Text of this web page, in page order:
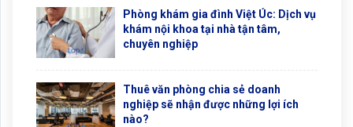
Phòng khám gia đình Việt Úc: Dịch vụ
khám nội khoa tại nhà tận tâm,
chuyên nghiệp
Thuê văn phòng chia sẻ doanh
nghiệp sẽ nhận được những lợi ích
nào?